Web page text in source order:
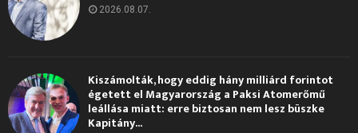
2026.08.07.
Kiszámolták, hogy eddig hány milliárd forintot
égetett el Magyarország a Paksi Atomerőmű
leállása miatt: erre biztosan nem lesz büszke
Kapitány...